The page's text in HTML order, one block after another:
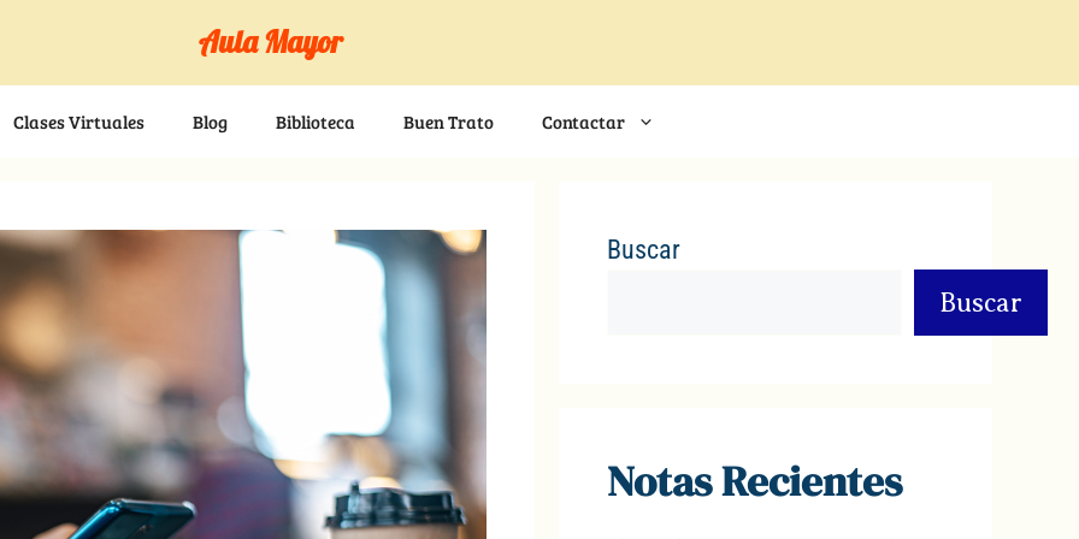
Aula Mayor
Clases Virtuales Blog Biblioteca Buen Trato Contactar
Buscar
Buscar
Notas Recientes